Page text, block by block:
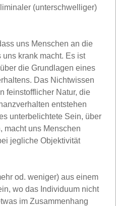
(unterschwelliger)
uns Menschen an die
krank macht. Es ist
die Grundlagen eines
Das Nichtwissen
feinstofflicher Natur, die
entstehen
unterbelichtete Sein, über
macht uns Menschen
jegliche Objektivität
od. weniger) aus einem
wo das Individuum nicht
im Zusammenhang